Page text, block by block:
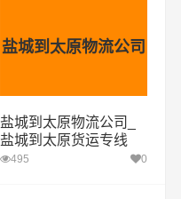
盐城到太原物流公司
盐城到太原物流公司_
盐城到太原货运专线
495 0